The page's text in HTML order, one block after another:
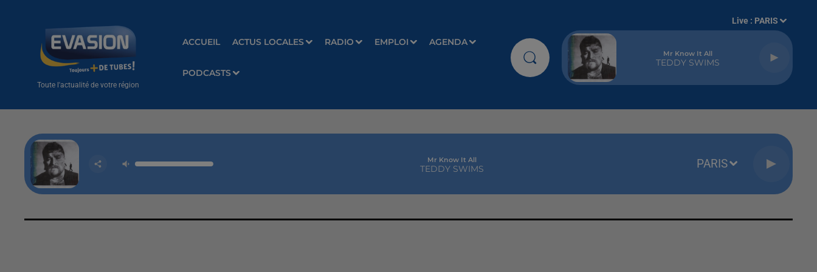
Toute l'actualité de votre région
ACCUEIL ACTUS LOCALES RADIO EMPLOI AGENDA
PODCASTS
Live : PARIS
Mr Know It All
TEDDY SWIMS
Mr Know It All
TEDDY SWIMS PARIS